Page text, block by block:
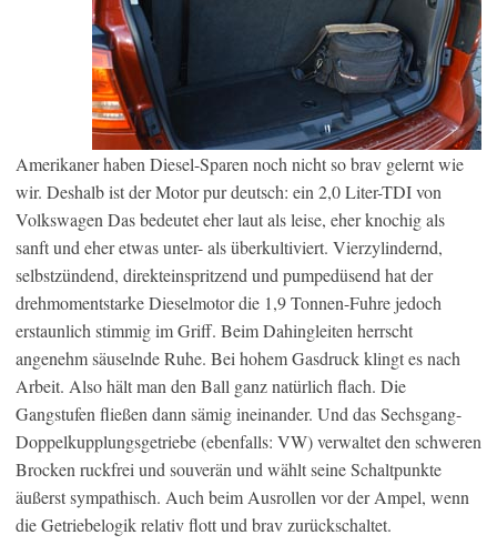
Amerikaner haben Diesel-Sparen noch nicht so brav gelernt wie
wir. Deshalb ist der Motor pur deutsch: ein 2,0 Liter-TDI von
Volkswagen Das bedeutet eher laut als leise, eher knochig als
sanft und eher etwas unter- als überkultiviert. Vierzylindernd,
selbstzündend, direkteinspritzend und pumpedüsend hat der
drehmomentstarke Dieselmotor die 1,9 Tonnen-Fuhre jedoch
erstaunlich stimmig im Griff. Beim Dahingleiten herrscht
angenehm säuselnde Ruhe. Bei hohem Gasdruck klingt es nach
Arbeit. Also hält man den Ball ganz natürlich flach. Die
Gangstufen fließen dann sämig ineinander. Und das Sechsgang-
Doppelkupplungsgetriebe (ebenfalls: VW) verwaltet den schweren
Brocken ruckfrei und souverän und wählt seine Schaltpunkte
äußerst sympathisch. Auch beim Ausrollen vor der Ampel, wenn
die Getriebelogik relativ flott und brav zurückschaltet.